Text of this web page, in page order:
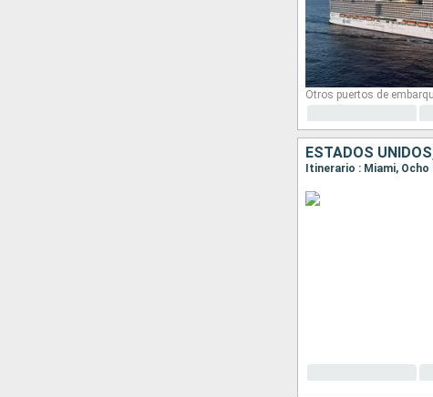
Otros puertos de
Itinerario : Miami,